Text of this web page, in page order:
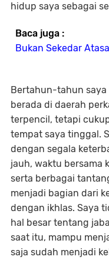
hidup saya sebagai
Baca juga :
Bukan Sekedar
Bertahun-tahun saya
berada di daerah
terpencil, tetapi
tempat saya tinggal.
dengan segala
jauh, waktu bersama
serta berbagai
menjadi bagian dari
dengan ikhlas. Saya
hal besar tentang
saat itu, mampu
saja sudah menjadi